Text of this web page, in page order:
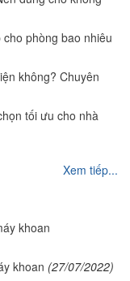
phòng bao nhiêu
không? Chuyên
tối ưu cho nhà
Xem tiếp...
khoan
khoan (27/07/2022)